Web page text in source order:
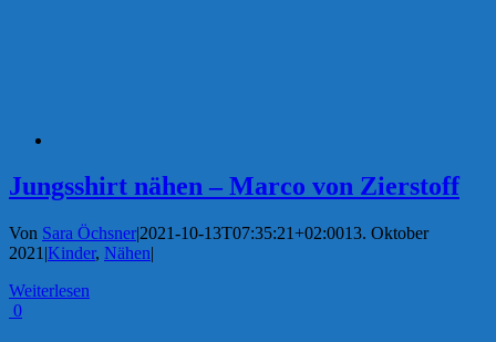
Jungsshirt nähen – Marco von Zierstoff
Von Sara Öchsner|2021-10-13T07:35:21+02:0013. Oktober
2021 |Kinder, Nähen|
Weiterlesen
0